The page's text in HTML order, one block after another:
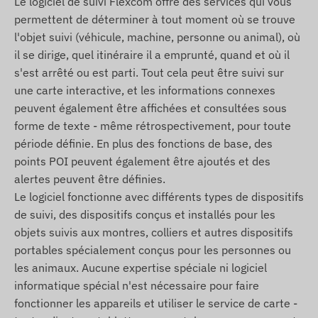
description du logiciel de suivi.
Contenu de l'emballage
COBAN TK401C 4G lte traceur GPS pour
véhicules
Câble de connexion
Manuel d'installation
Conditions d'utilisation
Pour un fonctionnement normal de l'appareil, une
connexion active avec les systemes de satellites
de localisation et les réseaux des opérateurs
mobiles est nécessaire. Ils assurent la collecte et
la transmission des données, ainsi que la
communication avec le téléphone du propriétaire
ou, en cas d'utilisation d'un logiciel de suivi, avec
le systeme central de collecte et de traitement
permettent de déterminer à tout moment où se trouve
l'objet suivi (véhicule, machine, personne ou animal), où
il se dirige, quel itinéraire il a emprunté, quand et où il
s'est arrêté ou est parti. Tout cela peut être suivi sur
une carte interactive, et les informations connexes
peuvent également être affichées et consultées sous
forme de texte - même rétrospectivement, pour toute
période définie. En plus des fonctions de base, des
points POI peuvent également être ajoutés et des
alertes peuvent être définies.
Le logiciel fonctionne avec différents types de dispositifs
de suivi, des dispositifs conçus et installés pour les
objets suivis aux montres, colliers et autres dispositifs
portables spécialement conçus pour les personnes ou
les animaux. Aucune expertise spéciale ni logiciel
informatique spécial n'est nécessaire pour faire
fonctionner les appareils et utiliser le service de carte -